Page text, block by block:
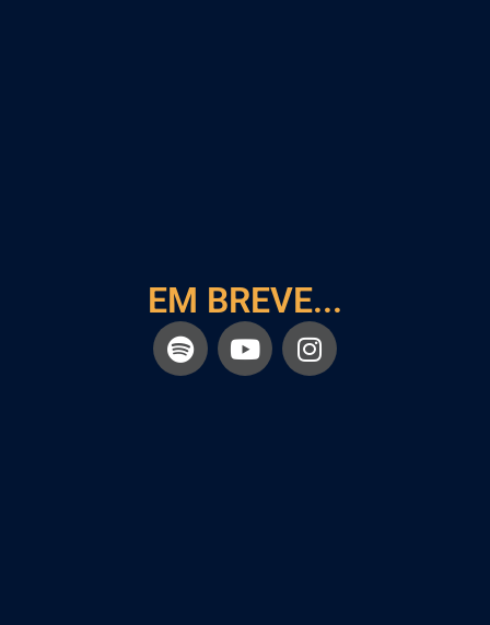
EM BREVE...